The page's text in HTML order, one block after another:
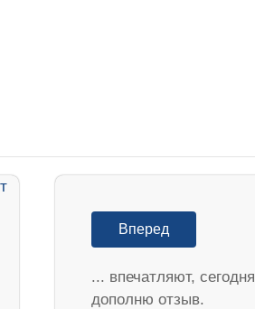
Вперед
... впечатляют, сегодня
дополню отзыв.